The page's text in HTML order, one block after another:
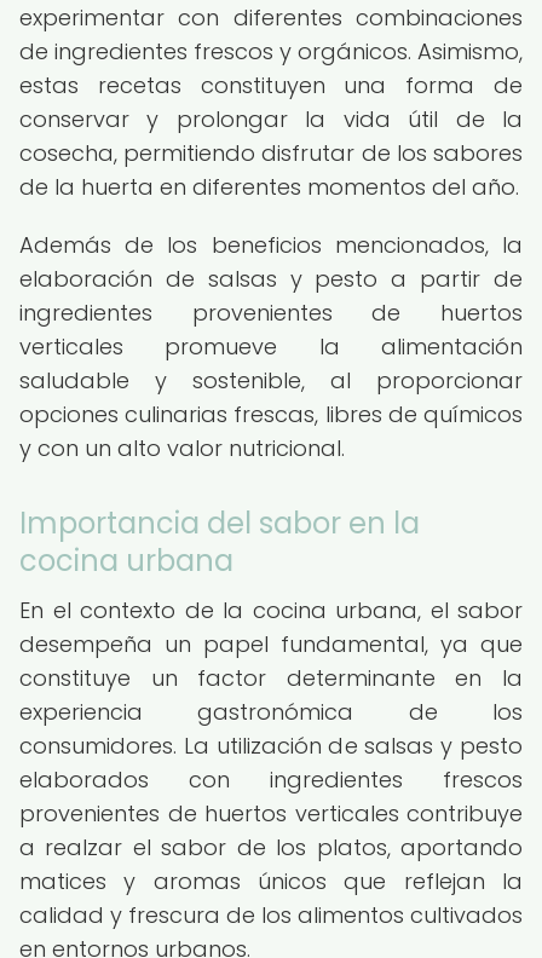
experimentar con diferentes combinaciones
de ingredientes frescos y orgánicos. Asimismo,
estas recetas constituyen una forma de
conservar y prolongar la vida útil de la
cosecha, permitiendo disfrutar de los sabores
de la huerta en diferentes momentos del año.
Además de los beneficios mencionados, la
elaboración de salsas y pesto a partir de
ingredientes provenientes de huertos
verticales promueve la alimentación
saludable y sostenible, al proporcionar
opciones culinarias frescas, libres de químicos
y con un alto valor nutricional.
Importancia del sabor en la
cocina urbana
En el contexto de la cocina urbana, el sabor
desempeña un papel fundamental, ya que
constituye un factor determinante en la
experiencia gastronómica de los
consumidores. La utilización de salsas y pesto
elaborados con ingredientes frescos
provenientes de huertos verticales contribuye
a realzar el sabor de los platos, aportando
matices y aromas únicos que reflejan la
calidad y frescura de los alimentos cultivados
en entornos urbanos.